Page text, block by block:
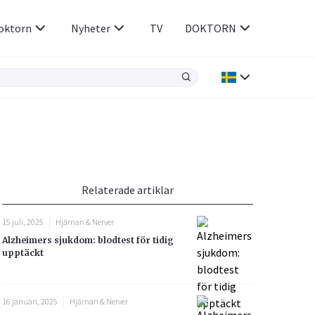
Rökavvänjning
Rörelseapparaten
Sex & Samliv
Sömn & Stress
Nyheter TV DOKTORN
Relaterade artiklar
15 juli, 2025
Hjärnan & Nerver
Alzheimers sjukdom: blodtest för tidig
upptäckt
16 januari, 2025
Hjärnan & Nerver